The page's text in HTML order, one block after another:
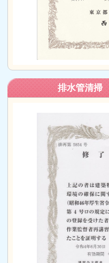
排水管清掃